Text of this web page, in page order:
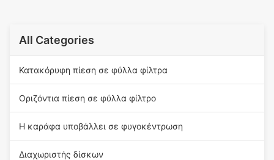
All Categories
Κατακόρυφη πίεση σε φύλλα φίλτρα
Οριζόντια πίεση σε φύλλα φίλτρο
Η καράφα υποβάλλει σε φυγοκέντρωση
Διαχωριστής δίσκων